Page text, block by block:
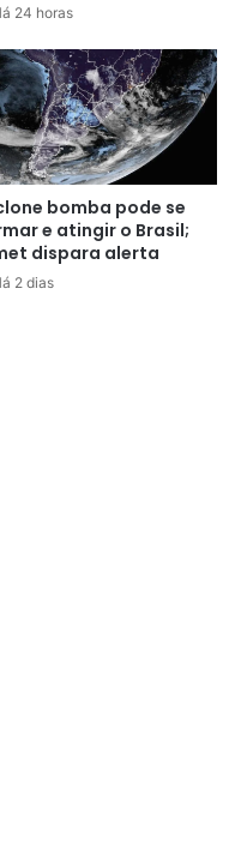
do país, confirmou o
mas informou que não
melhores
no salário, tendo
aéreas. O
também pede a
folgas e proibição de
24 horas
bomba pode se
e atingir o Brasil;
dispara alerta
2 dias